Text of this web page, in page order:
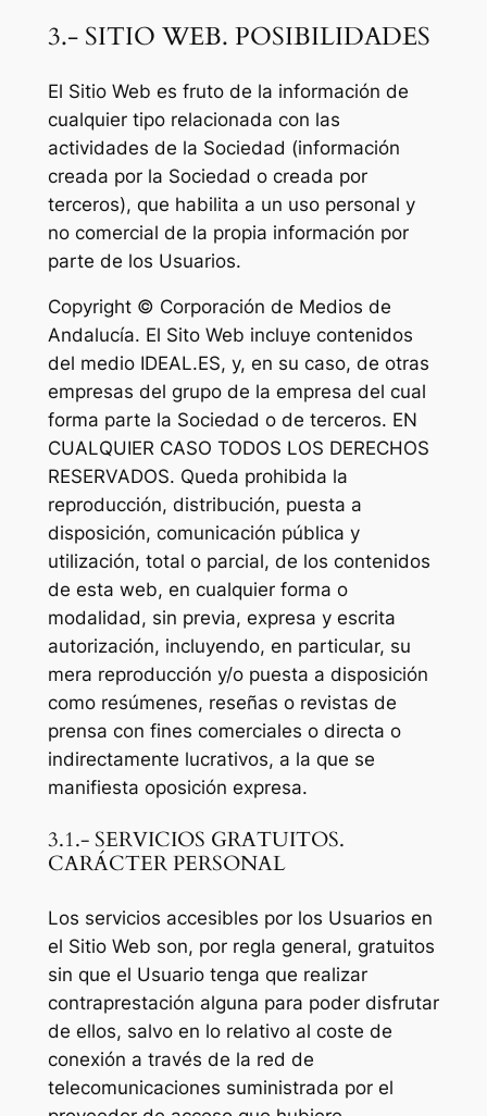
3.- SITIO WEB. POSIBILIDADES
El Sitio Web es fruto de la información de
cualquier tipo relacionada con las
actividades de la Sociedad (información
creada por la Sociedad o creada por
terceros), que habilita a un uso personal y
no comercial de la propia información por
parte de los Usuarios.
Copyright © Corporación de Medios de
Andalucía. El Sito Web incluye contenidos
del medio IDEAL.ES, y, en su caso, de otras
empresas del grupo de la empresa del cual
forma parte la Sociedad o de terceros. EN
CUALQUIER CASO TODOS LOS DERECHOS
RESERVADOS. Queda prohibida la
reproducción, distribución, puesta a
disposición, comunicación pública y
utilización, total o parcial, de los contenidos
de esta web, en cualquier forma o
modalidad, sin previa, expresa y escrita
autorización, incluyendo, en particular, su
mera reproducción y/o puesta a disposición
como resúmenes, reseñas o revistas de
prensa con fines comerciales o directa o
indirectamente lucrativos, a la que se
manifiesta oposición expresa.
3.1.- SERVICIOS GRATUITOS.
CARÁCTER PERSONAL
Los servicios accesibles por los Usuarios en
el Sitio Web son, por regla general, gratuitos
sin que el Usuario tenga que realizar
contraprestación alguna para poder disfrutar
de ellos, salvo en lo relativo al coste de
conexión a través de la red de
telecomunicaciones suministrada por el